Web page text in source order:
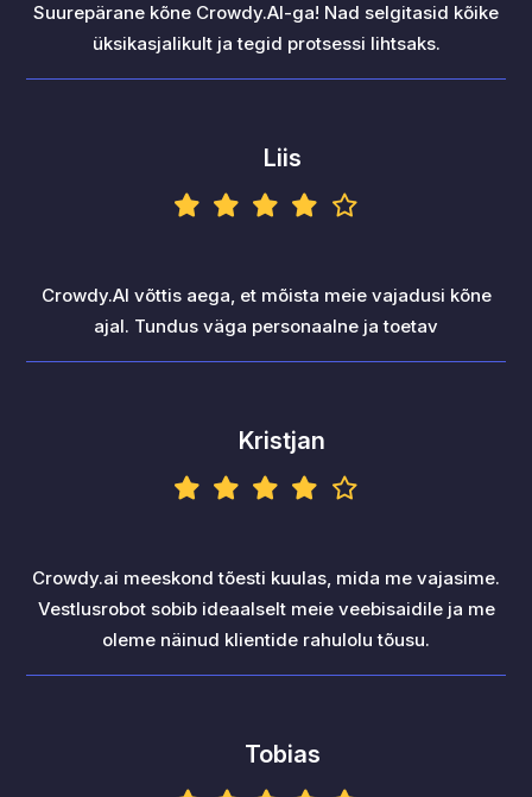
Suurepärane kõne Crowdy.AI-ga! Nad selgitasid kõike
üksikasjalikult ja tegid protsessi lihtsaks.
Liis
Crowdy.AI võttis aega, et mõista meie vajadusi kõne
ajal. Tundus väga personaalne ja toetav
Kristjan
Crowdy.ai meeskond tõesti kuulas, mida me vajasime.
Vestlusrobot sobib ideaalselt meie veebisaidile ja me
oleme näinud klientide rahulolu tõusu.
Tobias